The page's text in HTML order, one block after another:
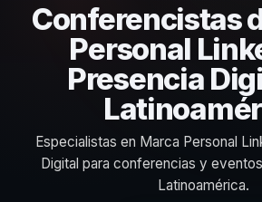
Conferencistas
Personal
Presencia
Especialistas en Marca Personal
Digital para conferencias y
Latinoamérica.